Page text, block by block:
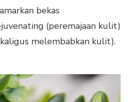
bekas
(peremajaan kulit)
melembabkan kulit).